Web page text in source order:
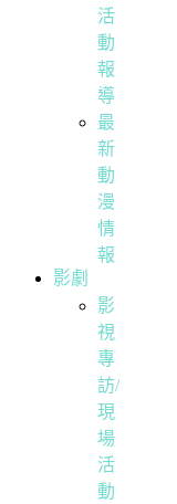
活
動
報
導
最
新
動
漫
情
報
影劇
影
視
專
訪/
現
場
活
動